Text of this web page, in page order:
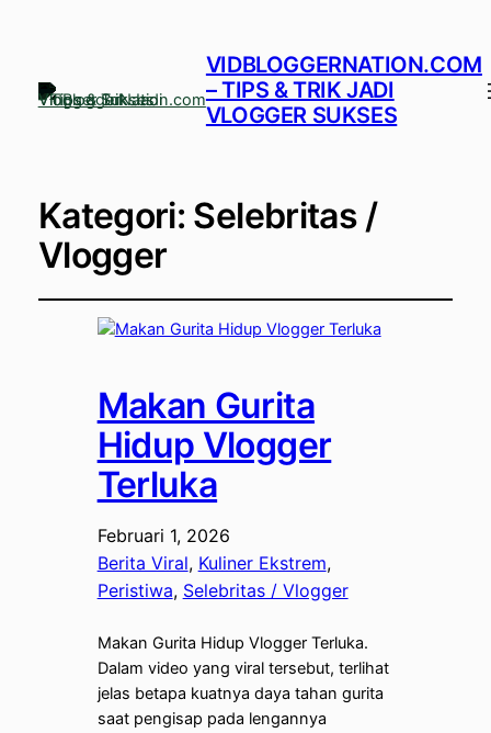
VIDBLOGGERNATION.COM
– TIPS & TRIK JADI
VLOGGER SUKSES
Kategori: Selebritas /
Vlogger
Makan Gurita
Hidup Vlogger
Terluka
Februari 1, 2026
Berita Viral, Kuliner Ekstrem ,
Peristiwa, Selebritas / Vlogger
Makan Gurita Hidup Vlogger Terluka.
Dalam video yang viral tersebut, terlihat
jelas betapa kuatnya daya tahan gurita
saat pengisap pada lengannya